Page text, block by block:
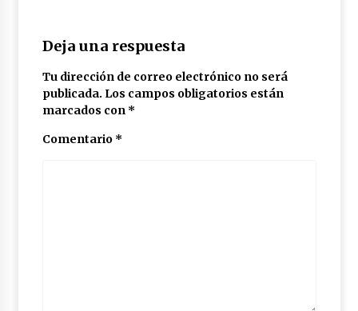
Deja una respuesta
Tu dirección de correo electrónico no será
publicada. Los campos obligatorios están
marcados con *
Comentario *